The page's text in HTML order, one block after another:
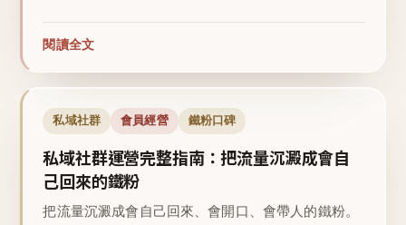
閱讀全文
私域社群 會員經營 鐵粉口碑
私域社群運營完整指南：把流量沉澱成會自
己回來的鐵粉
把流量沉澱成會自己回來、會開口、會帶人的鐵粉。